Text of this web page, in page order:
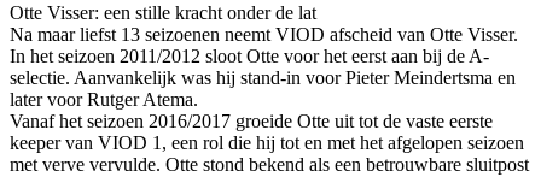
Otte Visser: een stille kracht onder de lat
Na maar liefst 13 seizoenen neemt VIOD afscheid van Otte Visser.
In het seizoen 2011/2012 sloot Otte voor het eerst aan bij de A-
selectie. Aanvankelijk was hij stand-in voor Pieter Meindertsma en
later voor Rutger Atema.
Vanaf het seizoen 2016/2017 groeide Otte uit tot de vaste eerste
keeper van VIOD 1, een rol die hij tot en met het afgelopen seizoen
met verve vervulde. Otte stond bekend als een betrouwbare sluitpost